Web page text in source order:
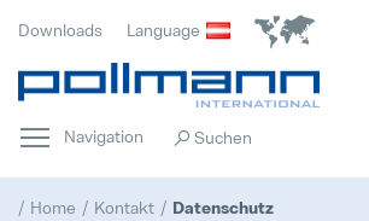
Downloads Language
Navigation
Home Kontakt Datenschutz